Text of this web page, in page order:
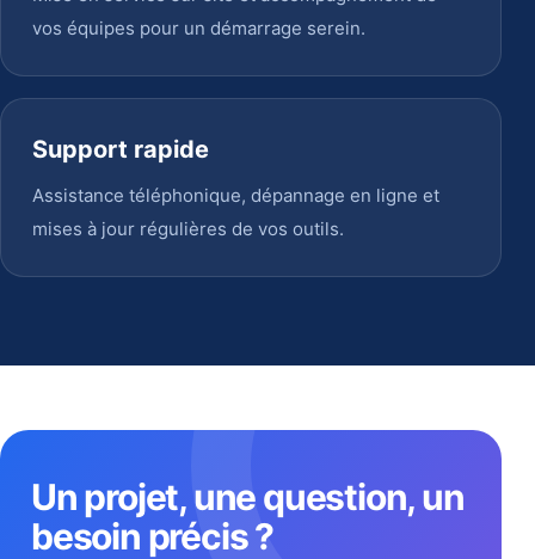
vos équipes pour un démarrage serein.
Support rapide
Assistance téléphonique, dépannage en ligne et
mises à jour régulières de vos outils.
Un projet, une question, un
besoin précis ?